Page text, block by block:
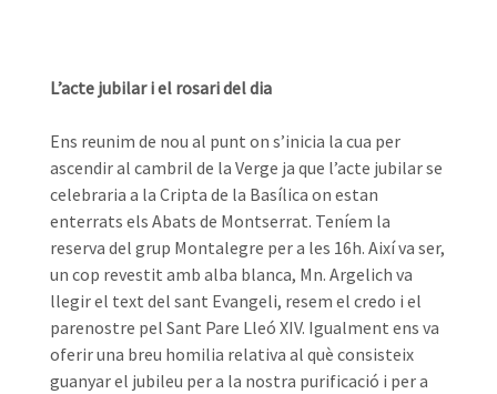
L’acte jubilar i el rosari del dia
Ens reunim de nou al punt on s’inicia la cua per
ascendir al cambril de la Verge ja que l’acte jubilar se
celebraria a la Cripta de la Basílica on estan
enterrats els Abats de Montserrat. Teníem la
reserva del grup Montalegre per a les 16h. Així va ser,
un cop revestit amb alba blanca, Mn. Argelich va
llegir el text del sant Evangeli, resem el credo i el
parenostre pel Sant Pare Lleó XIV. Igualment ens va
oferir una breu homilia relativa al què consisteix
guanyar el jubileu per a la nostra purificació i per a